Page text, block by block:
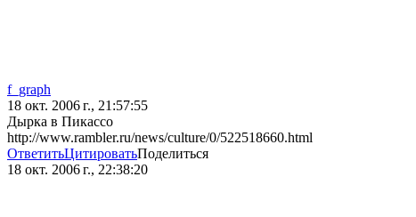
f_graph
18 окт. 2006 г., 21:57:55
Дырка в Пикассо
http://www.rambler.ru/news/culture/0/522518660.html
ОтветитьЦитироватьПоделиться
18 окт. 2006 г., 22:38:20